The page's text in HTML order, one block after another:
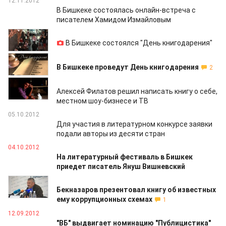
В Бишкеке состоялась онлайн-встреча с
писателем Хамидом Измайловым
29.10.2012
В Бишкеке состоялся "День книгодарения"
22.10.2012
В Бишкеке проведут День книгодарения
2
16.10.2012
Алексей Филатов решил написать книгу о себе,
местном шоу-бизнесе и ТВ
05.10.2012
Для участия в литературном конкурсе заявки
подали авторы из десяти стран
04.10.2012
На литературный фестиваль в Бишкек
приедет писатель Януш Вишневский
03.10.2012
Бекназаров презентовал книгу об известных
ему коррупционных схемах
1
12.09.2012
"ВБ" выдвигает номинацию "Публицистика"